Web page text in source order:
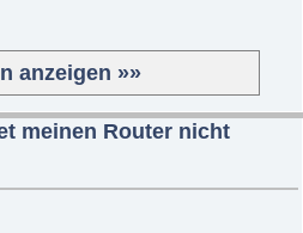
anzeigen »»
meinen Router nicht